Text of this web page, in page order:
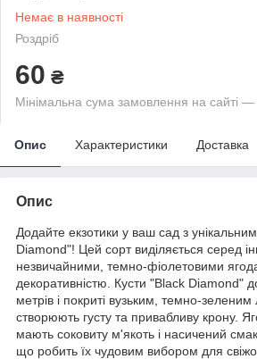
Немає в наявності
Роздріб
60 ₴
Мінімальна сума замовлення на сайті
Опис Характеристики Доставка
Опис
Додайте екзотики у ваш сад з
Diamond"! Цей сорт виділяється серед
незвичайними, темно-фіолетовими
декоративністю. Кусти "Black Diamond"
метрів і покриті вузьким, темно-
створюють густу та привабливу крону.
мають соковиту м'якоть і насичений
що робить їх чудовим вибором для